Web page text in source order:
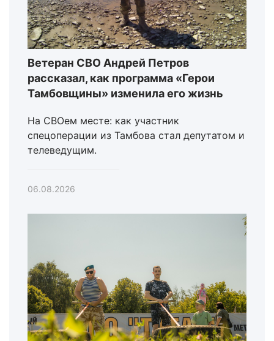
Ветеран СВО Андрей Петров
рассказал, как программа «Герои
Тамбовщины» изменила его жизнь
На СВОем месте: как участник
спецоперации из Тамбова стал депутатом и
телеведущим.
06.08.2026